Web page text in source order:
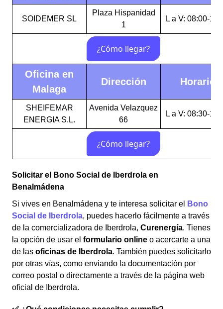
SOIDEMER SL
Plaza Hispanidad
1
L a V: 08:00-
Oficina en
Malaga
Dirección Horario
SHEIFEMAR
ENERGIA S.L.
Avenida Velazquez
66
L a V: 08:30-
Solicitar el Bono Social de Iberdrola en
Benalmádena
Si vives en Benalmádena y te interesa solicitar el
Bono
Social de Iberdrola, puedes hacerlo fácilmente a través
de la comercializadora de Iberdrola, Curenergía. Tienes
la opción de usar el formulario online o acercarte a una
de las oficinas de Iberdrola. También puedes solicitarlo
por otras vías, como enviando la documentación por
correo postal o directamente a través de la página web
oficial de Iberdrola.